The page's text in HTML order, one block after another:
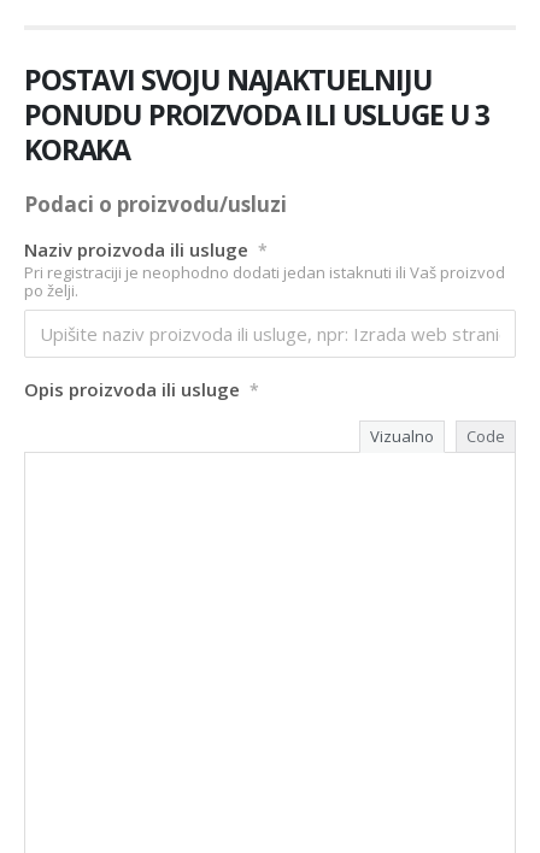
POSTAVI SVOJU NAJAKTUELNIJU
PONUDU PROIZVODA ILI USLUGE U 3
KORAKA
Podaci o proizvodu/usluzi
Naziv proizvoda ili usluge *
Pri registraciji je neophodno dodati jedan istaknuti ili Vaš proizvod
po želji.
Opis proizvoda ili usluge *
Vizualno Code